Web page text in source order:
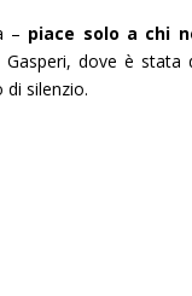
– piace solo a chi
dove è
silenzio.